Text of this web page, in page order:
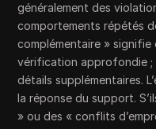
généralement des
comportements répétés
complémentaire »
vérification approfondie ;
détails supplémentaires.
la réponse du support.
» ou des « conflits